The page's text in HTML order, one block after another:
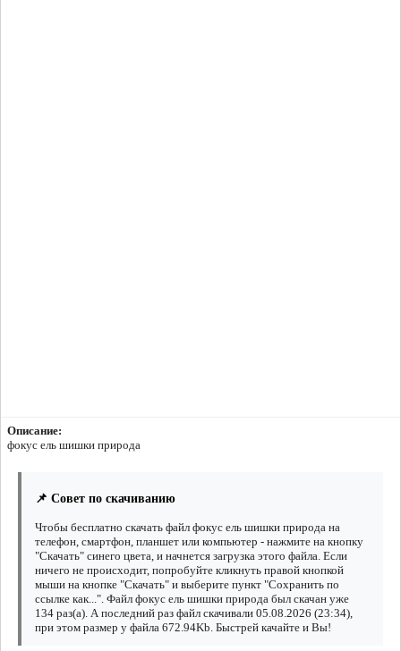
Описание:
фокус ель шишки природа
📌 Совет по скачиванию
Чтобы бесплатно скачать файл фокус ель шишки природа на
телефон, смартфон, планшет или компьютер - нажмите на кнопку
"Скачать" синего цвета, и начнется загрузка этого файла. Если
ничего не происходит, попробуйте кликнуть правой кнопкой
мыши на кнопке "Скачать" и выберите пункт "Сохранить по
ссылке как...". Файл фокус ель шишки природа был скачан уже
134 раз(а). А последний раз файл скачивали 05.08.2026 (23:34),
при этом размер у файла 672.94Kb. Быстрей качайте и Вы!